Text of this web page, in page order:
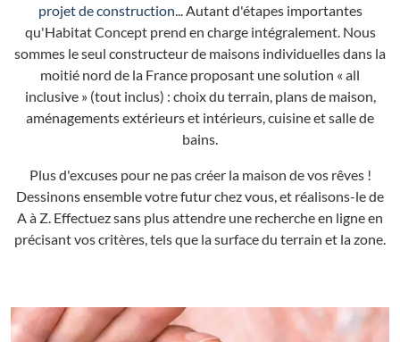
projet de construction... Autant d'étapes importantes
qu'Habitat Concept prend en charge intégralement. Nous
sommes le seul constructeur de maisons individuelles dans la
moitié nord de la France proposant une solution « all
inclusive » (tout inclus) : choix du terrain, plans de maison,
aménagements extérieurs et intérieurs, cuisine et salle de
bains.
Plus d'excuses pour ne pas créer la maison de vos rêves !
Dessinons ensemble votre futur chez vous, et réalisons-le de
A à Z. Effectuez sans plus attendre une recherche en ligne en
précisant vos critères, tels que la surface du terrain et la zone.